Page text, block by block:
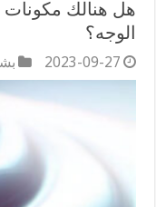
هل هنالك
الوجه؟
2023-09-27